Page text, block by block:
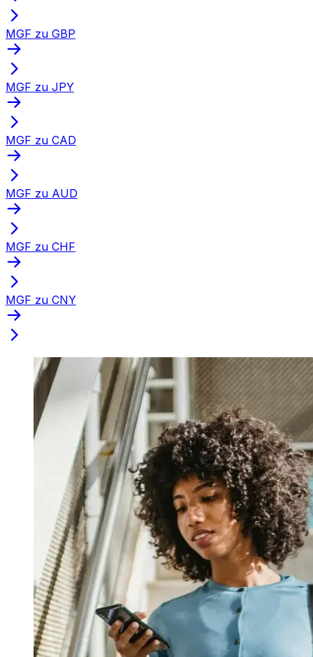
MGF zu GBP
MGF zu JPY
MGF zu CAD
MGF zu AUD
MGF zu CHF
MGF zu CNY